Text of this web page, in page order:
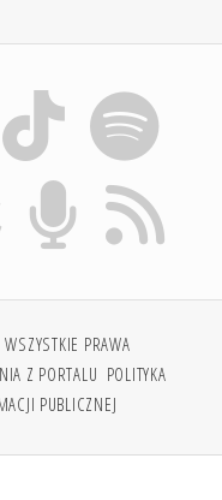
PRAWA
Z PORTALU POLITYKA
PUBLICZNEJ